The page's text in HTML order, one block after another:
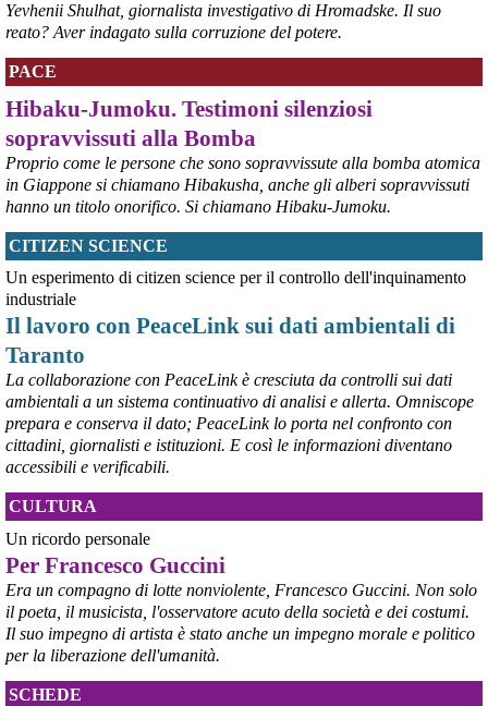
@peacelink - 9/8/2026 10:46
Da Luisa Morgantini, presidente di AssopacePalestina (per contatti:
lmorgantiniassopace@gmail.com)
A Supino, in provincia di Frosinone, al centro di AssopacePalestina
"Bab el Sham" (la  porta del sole), dal 16 al 23 agosto 2026, 60
studentesse e studenti di Gaza, che hanno avuto scholarship da
diverse Universita' italiane, si incontreranno per conoscersi,
scambiare idee, essere di reciproco aiuto, per condividere la loro
situazione, i bisogni e le necessita'.
dirittiglobali Palestina
@peacelink - 9/8/2026 10:43
Ivrea, 232° Presidio per la Pace di Sabato 8° agosto 2026 - Report
fotografico
#pace #pcknews
Yevhenii Shulhat, giornalista investigativo di Hromadske. Il suo
reato? Aver indagato sulla corruzione del potere.
PACE
Hibaku-Jumoku. Testimoni silenziosi
sopravvissuti alla Bomba
Proprio come le persone che sono sopravvissute alla bomba atomica
in Giappone si chiamano Hibakusha, anche gli alberi sopravvissuti
hanno un titolo onorifico. Si chiamano Hibaku-Jumoku.
CITIZEN SCIENCE
Un esperimento di citizen science per il controllo dell'inquinamento
industriale
Il lavoro con PeaceLink sui dati ambientali di
Taranto
La collaborazione con PeaceLink è cresciuta da controlli sui dati
ambientali a un sistema continuativo di analisi e allerta. Omniscope
prepara e conserva il dato; PeaceLink lo porta nel confronto con
cittadini, giornalisti e istituzioni. E così le informazioni diventano
accessibili e verificabili.
CULTURA
Un ricordo personale
Per Francesco Guccini
Era un compagno di lotte nonviolente, Francesco Guccini. Non solo
il poeta, il musicista, l'osservatore acuto della società e dei costumi.
Il suo impegno di artista è stato anche un impegno morale e politico
per la liberazione dell'umanità.
SCHEDE